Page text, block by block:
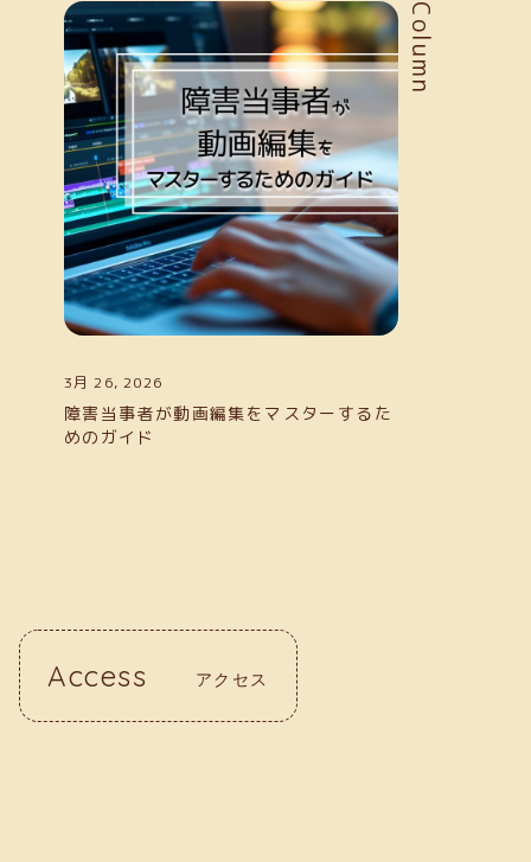
新着情報
Column
3月 26, 2026
障害当事者が動画編集をマスターするた
めのガイド
Access アクセス